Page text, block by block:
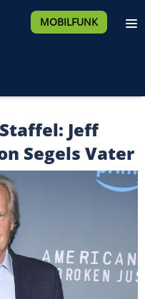
MOBILFUNK
Jeff
Segels Vater